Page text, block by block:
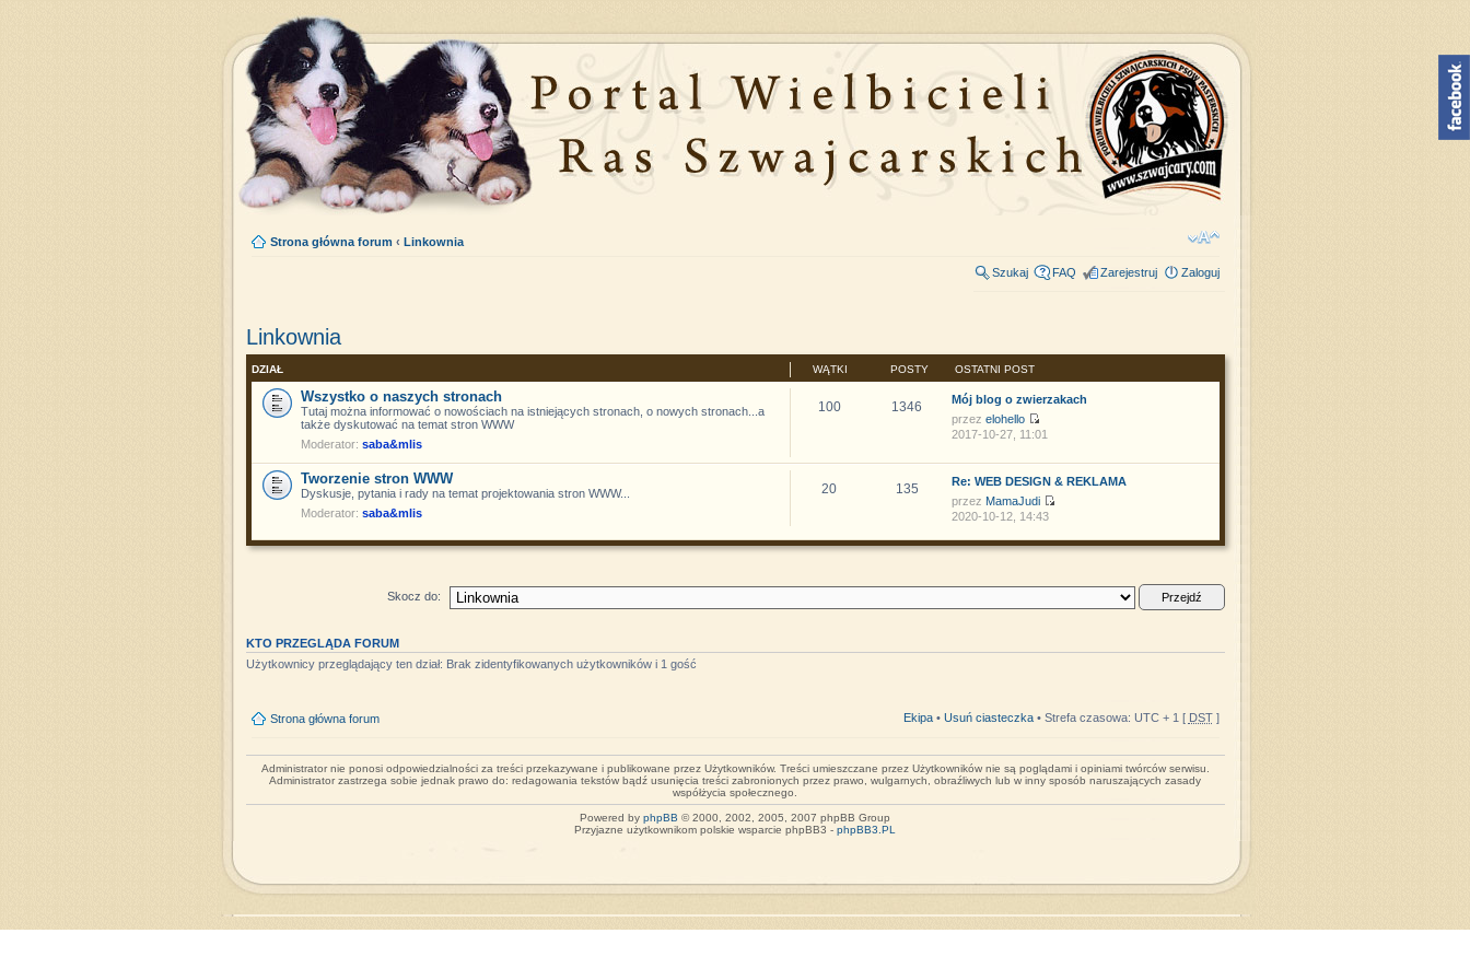
Strona główna forum ‹ Linkownia
Szukaj FAQ Zarejestruj Zaloguj
Linkownia
DZIAŁ WĄTKI POSTY OSTATNI POST
Wszystko o naszych stronach
Tutaj można informować o nowościach na istniejących stronach, o nowych stronach...a
także dyskutować na temat stron WWW
Moderator: saba&mlis
100 1346
Mój blog o zwierzakach
przez elohello
2017-10-27, 11:01
Tworzenie stron WWW
Dyskusje, pytania i rady na temat projektowania stron WWW...
Moderator: saba&mlis
20 135
Re: WEB DESIGN & REKLAMA
przez MamaJudi
2020-10-12, 14:43
Skocz do:
KTO PRZEGLĄDA FORUM
Użytkownicy przeglądający ten dział: Brak zidentyfikowanych użytkowników i 1 gość
Strona główna forum Ekipa• Usuń ciasteczka• Strefa czasowa: UTC + 1 [ DST]
Administrator nie ponosi odpowiedzialności za treści przekazywane i publikowane przez Użytkowników. Treści umieszczane przez Użytkowników nie są poglądami i opiniami twórców serwisu.
Administrator zastrzega sobie jednak prawo do: redagowania tekstów bądź usunięcia treści zabronionych przez prawo, wulgarnych, obraźliwych lub w inny sposób naruszających zasady
współżycia społecznego.
Powered by phpBB © 2000, 2002, 2005, 2007 phpBB Group
Przyjazne użytkownikom polskie wsparcie phpBB3 - phpBB3.PL